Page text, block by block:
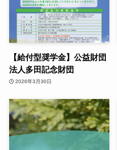
【給付型奨学金】公益財団
法人多田記念財団
2026年3月30日